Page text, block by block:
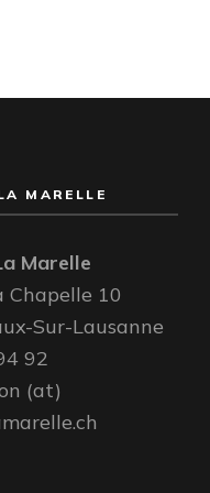
MARELLE
Marelle
Chapelle 10
Sur-Lausanne
92
(at)